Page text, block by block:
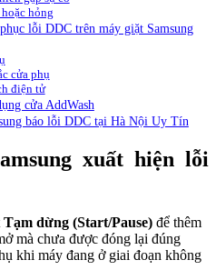
hỏng
lỗi DDC trên máy giặt Samsung
cửa phụ
điện tử
cửa AddWash
báo lỗi DDC tại Hà Nội Uy Tín
xuất hiện lỗi
Tạm dừng (Start/Pause) để thêm
mà chưa được đóng lại đúng
khi máy đang ở giai đoạn không